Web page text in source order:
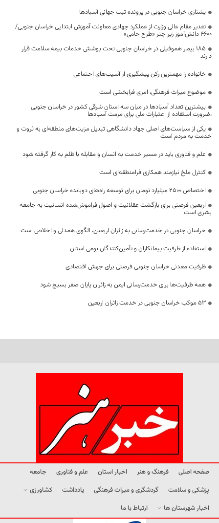
یشتازی خراسان جنوبی در پرونده ثبت جهانی آسبادها
تقدیر مقام عالی وزارت از عملکرد جهادی معاونت آموزش ابتدایی خراسان جنوبی/
۴۶۰۰ دانش‌آموز زیر چتر «طرح حامی»
۱۸۵ بیمار هموفیلی در خراسان جنوبی تحت پوشش خدمات بیمه سلامت قرار
دارند
خانواده را مهمترین رکن پیشگیری از آسیب‌های اجتماعی
موضوع میراث فرهنگی، امری فرابخشی است
بیشترین تعداد آسبادها در میان سه استان شرقی کشور در خراسان جنوبی
،ضرورت استفاده از اعتبارات ملی برای مرمت آسبادها
یکی از سیاست‌های اصلی جهاد دانشگاهی تبدیل مزیت‌های منطقه‌ای به ثروت و
خدمت به مردم است
علم و فناوری باید در مسیر خدمت به انسان و مقابله با ظلم به کار گرفته شود
کنترل ملخ نیازمند همکاری فرامنطقه‌ای است
اختصاص 2500 میلیارد تومان برای توسعه راه‌های دوبانده خراسان جنوبی
اربعین فرصتی برای بازگشت عقلانیت و اصول فراموش‌شده انسانیت به جامعه
بشری است
خراسان جنوبی در خدمت‌رسانی به زائران اربعین، الگوی همدلی و اخلاص است
استفاده از ظرفیت پیمانکاران و تأمین‌کنندگان بومی استان
ظرفیت معدنی خراسان جنوبی فرصتی برای جهش اقتصادی
همه ظرفیت‌ها برای خدمت‌رسانی ایمن به زائران پایان صفر بسیج شود
53 موکب خراسان جنوبی در خدمت زائران اربعین
صفحه اصلی فرهنگ و هنر اخبار استان علم و فناوری
جامعه
پزشکی و سلامت
گردشگری و میراث فرهنگی یادداشت
کشاورزی
اخبار شهرستان ها
ارتباط با ما